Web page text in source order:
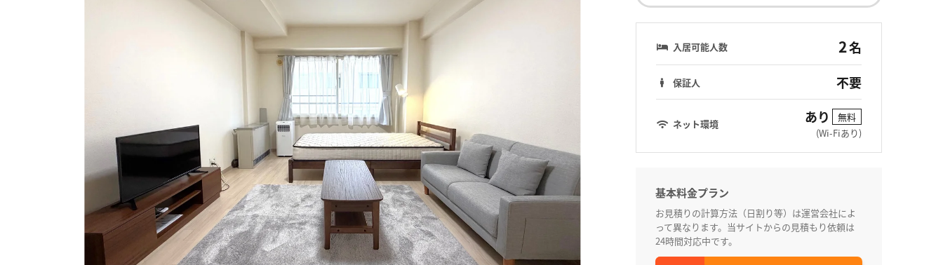
入居可能人数 2名
保証人 不要
ネット環境 あり
無料
(Wi-Fiあり)
基本料金プラン
お見積りの計算方法（日割り等）は運営会社によ
って異なります。当サイトからの見積もり依頼は
24時間対応中です。